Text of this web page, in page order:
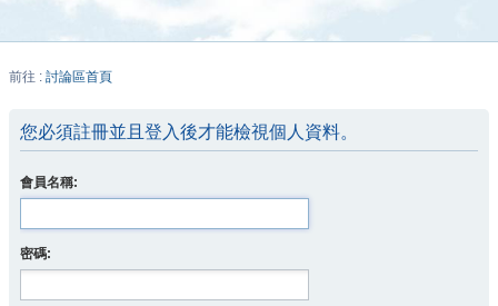
前往 : 討論區首頁
您必須註冊並且登入後才能檢視個人資料。
會員名稱:
密碼: